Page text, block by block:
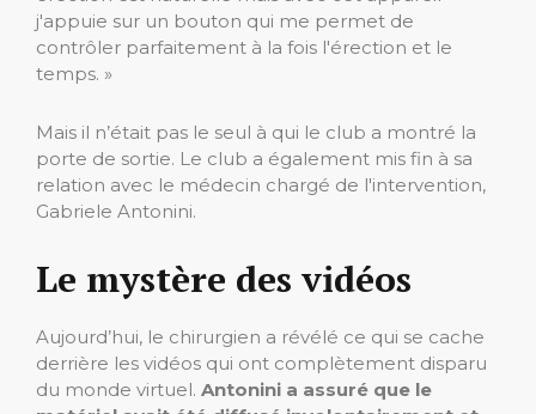
j'appuie sur un bouton qui me permet de
contrôler parfaitement à la fois l'érection et le
temps. »
Mais il n’était pas le seul à qui le club a montré la
porte de sortie. Le club a également mis fin à sa
relation avec le médecin chargé de l'intervention,
Gabriele Antonini.
Le mystère des vidéos
Aujourd’hui, le chirurgien a révélé ce qui se cache
derrière les vidéos qui ont complètement disparu
du monde virtuel. Antonini a assuré que le